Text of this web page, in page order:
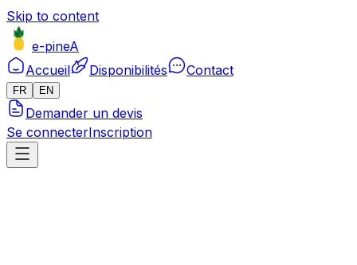
Skip to content
e-pineA
Accueil
Disponibilités Contact
FR EN
Demander un devis
Se connecterInscription